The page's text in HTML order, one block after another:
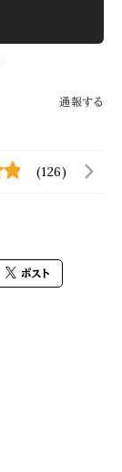
通報する
(126)
ポスト